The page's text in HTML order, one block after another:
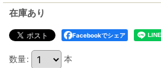
在庫あり
Facebookでシェア
数量: 本